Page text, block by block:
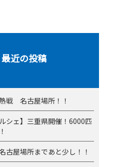
最近の投稿
熱戦 名古屋場所！！
ルシェ】三重県開催！6000匹
古屋場所まであと少し！！